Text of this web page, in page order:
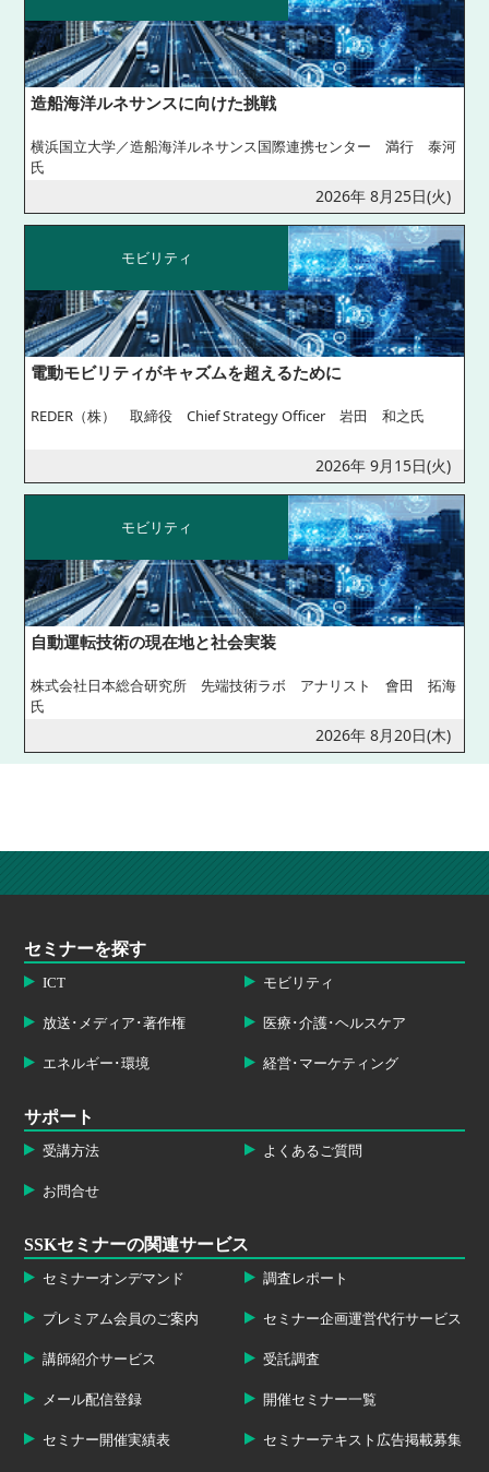
造船海洋ルネサンスに向けた挑戦
横浜国立大学／造船海洋ルネサンス国際連携センター 満行 泰河
氏
2026年 8月25日(火)
モビリティ
電動モビリティがキャズムを超えるために
REDER（株） 取締役 Chief Strategy Officer 岩田 和之氏
2026年 9月15日(火)
モビリティ
自動運転技術の現在地と社会実装
株式会社日本総合研究所 先端技術ラボ アナリスト 會田 拓海
氏
2026年 8月20日(木)
セミナーを探す
ICT モビリティ
放送･メディア･著作権 医療･介護･ヘルスケア
エネルギー･環境 経営･マーケティング
サポート
受講方法 よくあるご質問
お問合せ
SSKセミナーの関連サービス
セミナーオンデマンド 調査レポート
プレミアム会員のご案内 セミナー企画運営代行サービス
講師紹介サービス 受託調査
メール配信登録 開催セミナー一覧
セミナー開催実績表 セミナーテキスト広告掲載募集